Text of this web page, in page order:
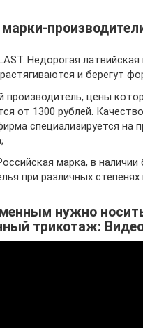
Недорогая латвийская
и берегут
производитель, цены
от 1300 рублей.
специализируется на
марка, в
при различных степенях
нужно
трикотаж: